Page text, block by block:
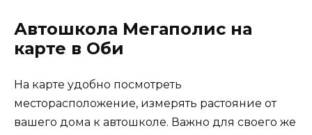
Автошкола Мегаполис на
карте в Оби
На карте удобно посмотреть
месторасположение, измерять растояние от
вашего дома к автошколе. Важно для своего же